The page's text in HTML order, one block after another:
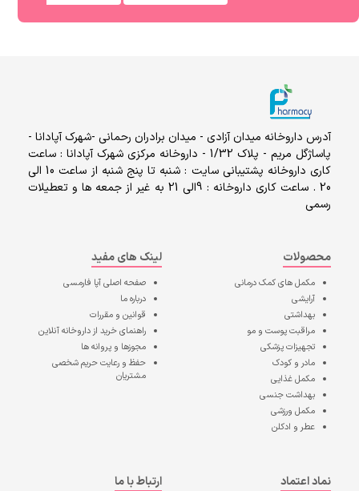
آدرس داروخانه میدان آزادی - میدان برادران رحمانی -شهرک آپادانا -
پاساژگل مریم - پلاک 1/32 - داروخانه مرکزی شهرک آپادانا : ساعت
کاری داروخانه پشتیبانی سایت : شنبه تا پنج شنبه از ساعت 10 الی
20 . ساعت کاری داروخانه : 9الی 21 به غیر از جمعه ها و تعطیلات
رسمی
محصولات
مکمل های کمک درمانی
آرایشی
بهداشتی
مراقبت پوست و مو
تجهیزات پزشکی
مادر و کودک
مکمل غذایی
بهداشت جنسی
مکمل ورزشی
عطر و ادکلن
لینک های مفید
صفحه اصلیآپا فارمسی
درباره ما
قوانین و مقررات
راهنمای خرید از داروخانه آنلاین
مجوزها و پروانه ها
حفظ و رعایت حریم شخصی
مشتریان
نماد اعتماد
ارتباط با ما